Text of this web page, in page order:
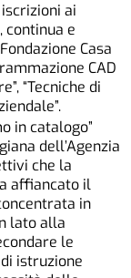
ai
continua e
Casa
CAD
“Tecniche di
in catalogo”
dell’Agenzia
che la
affiancato il
in
lato alla
le
istruzione